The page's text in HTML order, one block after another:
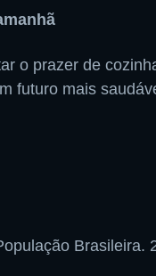
o prazer de
futuro mais
Brasileira.